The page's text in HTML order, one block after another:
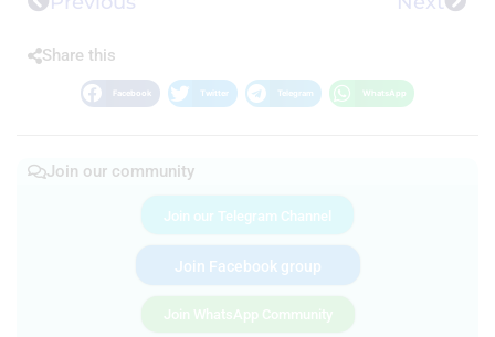
Share this
Facebook Twitter Telegram WhatsApp
Join our community
Join our Telegram Channel
Join Facebook group
Join WhatsApp Community